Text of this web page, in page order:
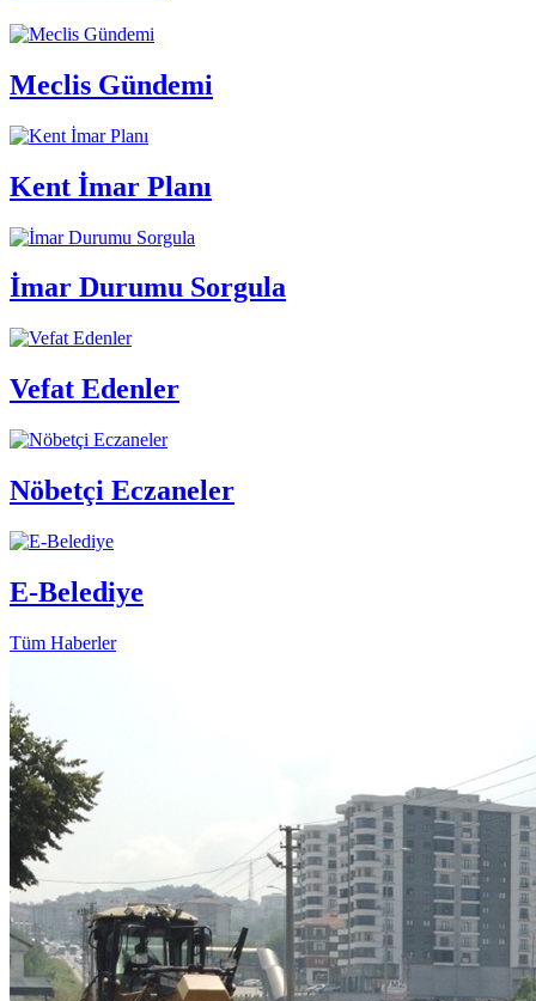
Meclis Gündemi
Kent İmar Planı
İmar Durumu Sorgula
Vefat Edenler
Nöbetçi Eczaneler
E-Belediye
Tüm Haberler